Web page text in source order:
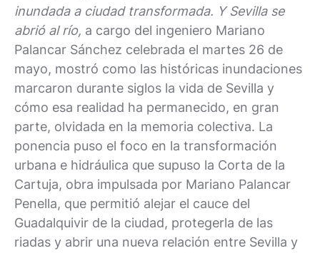
inundada a ciudad transformada. Y Sevilla se
abrió al río, a cargo del ingeniero Mariano
Palancar Sánchez celebrada el martes 26 de
mayo, mostró como las históricas inundaciones
marcaron durante siglos la vida de Sevilla y
cómo esa realidad ha permanecido, en gran
parte, olvidada en la memoria colectiva. La
ponencia puso el foco en la transformación
urbana e hidráulica que supuso la Corta de la
Cartuja, obra impulsada por Mariano Palancar
Penella, que permitió alejar el cauce del
Guadalquivir de la ciudad, protegerla de las
riadas y abrir una nueva relación entre Sevilla y